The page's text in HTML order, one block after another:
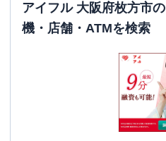
アイフル 大阪府枚方市
機・店舗・ATMを検索